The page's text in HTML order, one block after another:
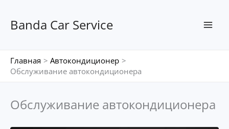
содержимому
Banda Car Service
Главная
Автокондиционер
Обслуживание автокондиционера
Обслуживание автокондиционера